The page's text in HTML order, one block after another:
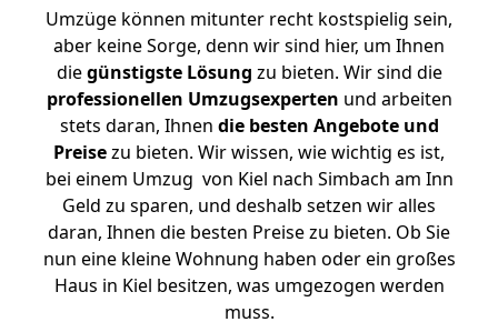
Umzüge können mitunter recht kostspielig sein,
aber keine Sorge, denn wir sind hier, um Ihnen
diegünstigste Lösung zu bieten. Wir sind die
professionellen Umzugsexperten und arbeiten
stets daran, Ihnen die besten Angebote und
Preisezu bieten. Wir wissen, wie wichtig es ist,
bei einem Umzug von Kiel nach Simbach am Inn
Geld zu sparen, und deshalb setzen wir alles
daran, Ihnen die besten Preise zu bieten. Ob Sie
nun eine kleine Wohnung haben oder ein großes
Haus in Kiel besitzen, was umgezogen werden
muss.